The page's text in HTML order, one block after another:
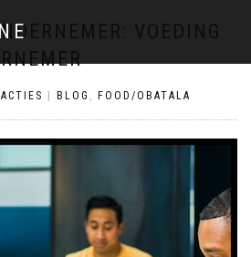
VOEDING
BLOG , FOOD/OBATALA